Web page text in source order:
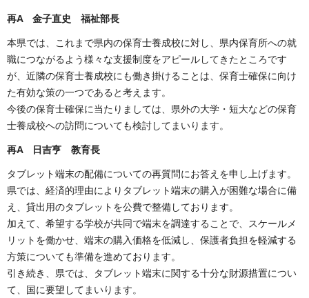
再A 金子直史 福祉部長
本県では、これまで県内の保育士養成校に対し、県内保育所への就
職につながるよう様々な支援制度をアピールしてきたところです
が、近隣の保育士養成校にも働き掛けることは、保育士確保に向け
た有効な策の一つであると考えます。
今後の保育士確保に当たりましては、県外の大学・短大などの保育
士養成校への訪問についても検討してまいります。
再A 日吉亨 教育長
タブレット端末の配備についての再質問にお答えを申し上げます。
県では、経済的理由によりタブレット端末の購入が困難な場合に備
え、貸出用のタブレットを公費で整備しております。
加えて、希望する学校が共同で端末を調達することで、スケールメ
リットを働かせ、端末の購入価格を低減し、保護者負担を軽減する
方策についても準備を進めております。
引き続き、県では、タブレット端末に関する十分な財源措置につい
て、国に要望してまいります。